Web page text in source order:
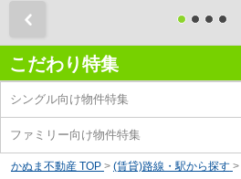
こだわり特集
シングル向け物件特集
ファミリー向け物件特集
かぬま不動産 TOP > (賃貸)路線・駅から探す >